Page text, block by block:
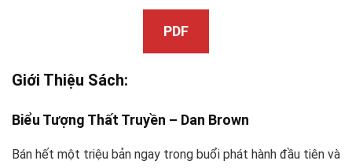
PDF
Giới Thiệu Sách:
Biểu Tượng Thất Truyền – Dan Brown
Bán hết một triệu bản ngay trong buổi phát hành đầu tiên và